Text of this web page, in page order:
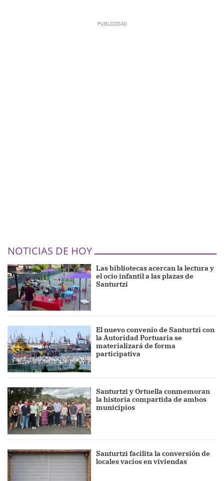
NOTICIAS DE HOY
Las bibliotecas acercan la lectura y
el ocio infantil a las plazas de
Santurtzi
El nuevo convenio de Santurtzi con
la Autoridad Portuaria se
materializará de forma
participativa
Santurtzi y Ortuella conmemoran
la historia compartida de ambos
municipios
Santurtzi facilita la conversión de
locales vacíos en viviendas